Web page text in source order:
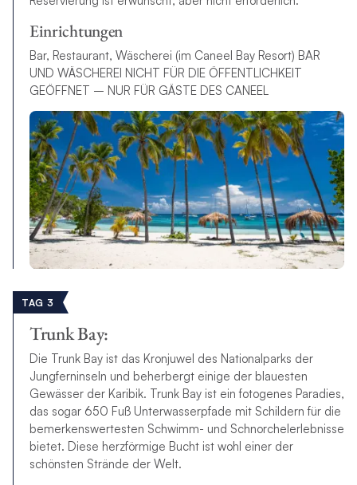
Einrichtungen
Bar, Restaurant, Wäscherei (im Caneel Bay Resort) BAR
UND WÄSCHEREI NICHT FÜR DIE ÖFFENTLICHKEIT
GEÖFFNET – NUR FÜR GÄSTE DES CANEEL
TAG 3
Trunk Bay:
Die Trunk Bay ist das Kronjuwel des Nationalparks der
Jungferninseln und beherbergt einige der blauesten
Gewässer der Karibik. Trunk Bay ist ein fotogenes Paradies,
das sogar 650 Fuß Unterwasserpfade mit Schildern für die
bemerkenswertesten Schwimm- und Schnorchelerlebnisse
bietet. Diese herzförmige Bucht ist wohl einer der
schönsten Strände der Welt.